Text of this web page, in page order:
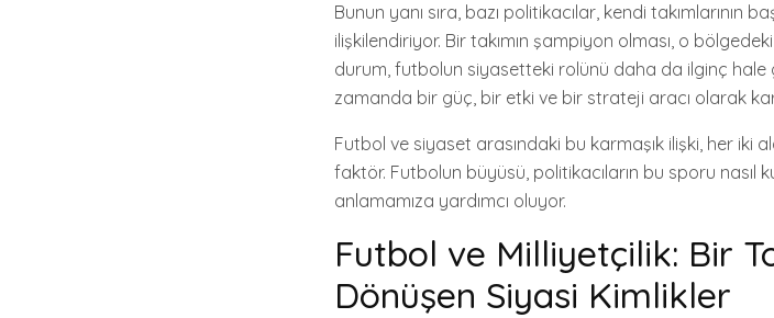
Bunun yanı sıra, bazı politikacılar, kendi takımlarının
ilişkilendiriyor. Bir takımın şampiyon olması, o
durum, futbolun siyasetteki rolünü daha da ilginç hale
zamanda bir güç, bir etki ve bir strateji aracı olarak
Futbol ve siyaset arasındaki bu karmaşık ilişki, her iki
faktör. Futbolun büyüsü, politikacıların bu sporu nasıl
anlamamıza yardımcı oluyor.
Futbol ve Milliyetçilik: Bir
Dönüşen Siyasi Kimlikler